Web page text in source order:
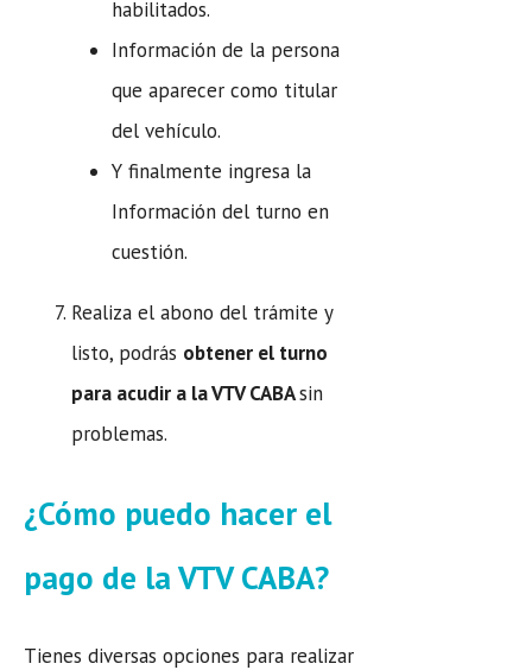
habilitados.
Información de la persona
que aparecer como titular
del vehículo.
Y finalmente ingresa la
Información del turno en
cuestión.
Realiza el abono del trámite y
listo, podrás obtener el turno
para acudir a la VTV CABAsin
problemas.
¿Cómo puedo hacer el
pago de la VTV CABA?
Tienes diversas opciones para realizar